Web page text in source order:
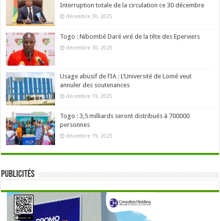
Interruption totale de la circulation ce 30 décembre
décembre 30, 2025
Togo : Nibombé Daré viré de la tête des Eperviers
décembre 30, 2025
Usage abusif de l’IA : L’Université de Lomé veut
annuler des soutenances
décembre 19, 2025
Togo : 3,5 milliards seront distribués à 700000
personnes
décembre 19, 2025
Publicités